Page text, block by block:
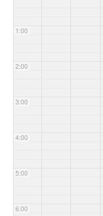
1:00
2:00
3:00
4:00
5:00
6:00